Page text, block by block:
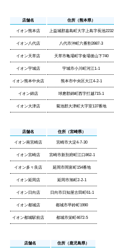
店舗名 住所（熊本県）
イオン熊本店 上益城郡嘉島町大字上島字長池2232
イオン八代店 八代市沖町六番割3987-3
イオン天草店 天草市亀場町字食場後山下740
イオン宇城店 宇城市小川町河江1-1
イオン熊本中央店 熊本市中央区大江4-2-1
イオン錦店 球磨郡錦町西字打越715-1
イオン大津店 菊池郡大津町大字室137番地
店舗名 住所（宮崎県）
イオン南宮崎店 宮崎市大淀4-7-30
イオン宮崎店 宮崎市新別府町江口862-1
イオン多々良店 延岡市岡富町154番地
イオン延岡店 延岡市旭町2-2-1
イオン日向店 日向市日知屋古田町61-1
イオン都城店 都城市早鈴町1990
イオン都城駅前店 都城市栄町4672-5
店舗名 住所（鹿児島県）